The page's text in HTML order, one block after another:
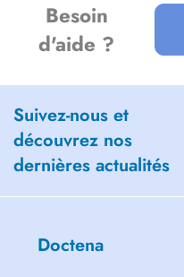
Besoin
d'aide ?
Suivez-nous et
découvrez nos
dernières actualités
Doctena